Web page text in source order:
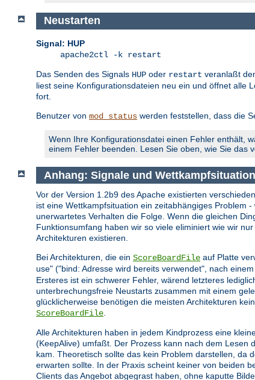
Neustarten
Signal: HUP
apache2ctl -k restart
Das Senden des Signals HUP oder restart veranlaßt
liest seine Konfigurationsdateien neu ein und öffnet alle
fort.
Benutzer von mod_status werden feststellen, dass die
Wenn Ihre Konfigurationsdatei einen Fehler enthält,
einem Fehler beenden. Lesen Sie oben, wie Sie das
Anhang: Signale und
Vor der Version 1.2b9 des Apache existierten
ist eine Wettkampfsituation ein zeitabhängiges Problem
unerwartetes Verhalten die Folge. Wenn die gleichen
Funktionsumfang haben wir so viele eliminiert wie wir
Architekturen existieren.
Bei Architekturen, die ein ScoreBoardFile auf Platte
use" ("bind: Adresse wird bereits verwendet", nach einem
Ersteres ist ein schwerer Fehler, wärend letzteres
unterbrechungsfreie Neustarts zusammen mit einem
glücklicherweise benötigen die meisten Architekturen
ScoreBoardFile.
Alle Architekturen haben in jedem Kindprozess eine
(KeepAlive) umfaßt. Der Prozess kann nach dem Lesen
kam. Theoretisch sollte das kein Problem darstellen, da
erwarten sollte. In der Praxis scheint keiner von beiden
Clients das Angebot abgegrast haben, ohne kaputte